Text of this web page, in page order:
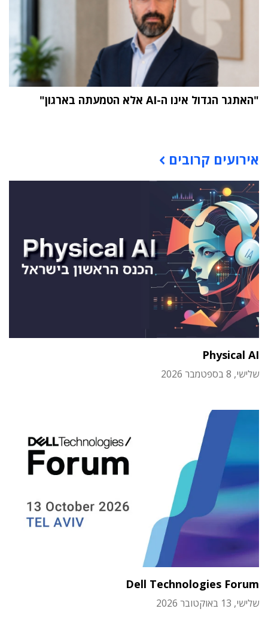
"האתגר הגדול אינו ה-AI אלא הטמעתה בארגון"
אירועים קרובים
Physical AI
שלישי, 8 בספטמבר 2026
Dell Technologies Forum
שלישי, 13 באוקטובר 2026